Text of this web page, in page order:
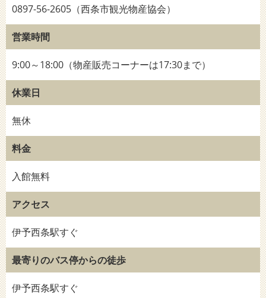
0897-56-2605（西条市観光物産協会）
営業時間
9:00～18:00（物産販売コーナーは17:30まで）
休業日
無休
料金
入館無料
アクセス
伊予西条駅すぐ
最寄りのバス停からの徒歩
伊予西条駅すぐ